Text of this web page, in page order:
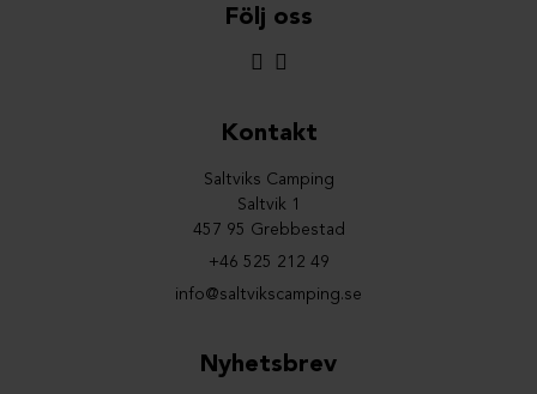
Följ oss
Kontakt
Saltviks Camping
Saltvik 1
457 95 Grebbestad
+46 525 212 49
info@saltvikscamping.se
Nyhetsbrev